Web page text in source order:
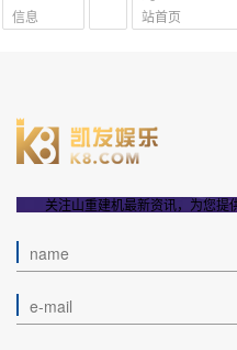
信息
站首页
关注山重建机最新资讯，为您提